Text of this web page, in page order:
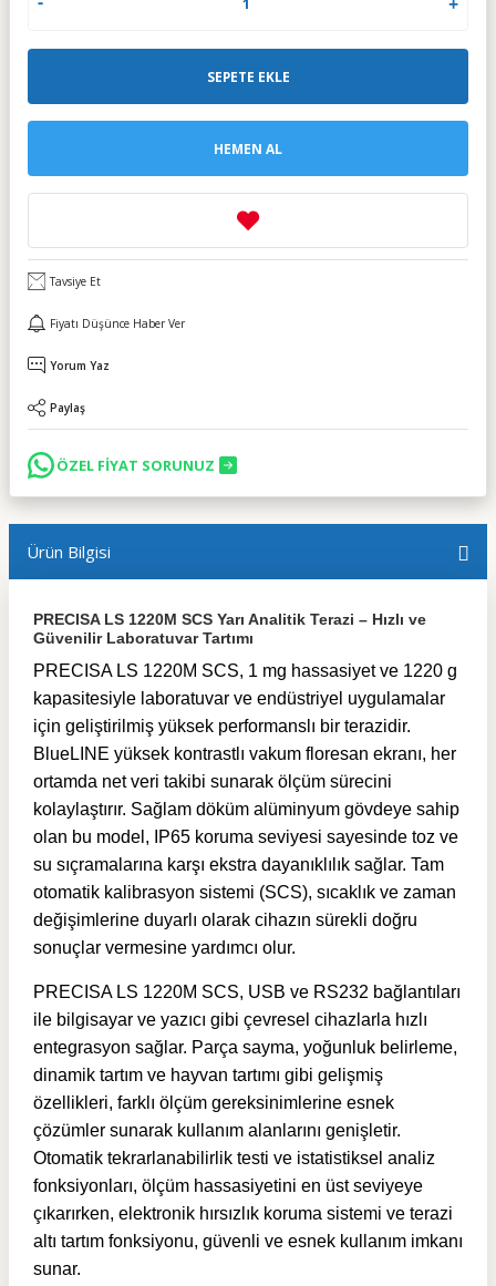
SEPETE EKLE
HEMEN AL
Tavsiye Et
Fiyatı Düşünce Haber Ver
Yorum Yaz
Paylaş
ÖZEL FİYAT SORUNUZ
Ürün Bilgisi
PRECISA LS 1220M SCS Yarı Analitik Terazi – Hızlı ve
Güvenilir Laboratuvar Tartımı
PRECISA LS 1220M SCS, 1 mg hassasiyet ve 1220 g
kapasitesiyle laboratuvar ve endüstriyel uygulamalar
için geliştirilmiş yüksek performanslı bir terazidir.
BlueLINE yüksek kontrastlı vakum floresan ekranı, her
ortamda net veri takibi sunarak ölçüm sürecini
kolaylaştırır. Sağlam döküm alüminyum gövdeye sahip
olan bu model, IP65 koruma seviyesi sayesinde toz ve
su sıçramalarına karşı ekstra dayanıklılık sağlar. Tam
otomatik kalibrasyon sistemi (SCS), sıcaklık ve zaman
değişimlerine duyarlı olarak cihazın sürekli doğru
sonuçlar vermesine yardımcı olur.
PRECISA LS 1220M SCS, USB ve RS232 bağlantıları
ile bilgisayar ve yazıcı gibi çevresel cihazlarla hızlı
entegrasyon sağlar. Parça sayma, yoğunluk belirleme,
dinamik tartım ve hayvan tartımı gibi gelişmiş
özellikleri, farklı ölçüm gereksinimlerine esnek
çözümler sunarak kullanım alanlarını genişletir.
Otomatik tekrarlanabilirlik testi ve istatistiksel analiz
fonksiyonları, ölçüm hassasiyetini en üst seviyeye
çıkarırken, elektronik hırsızlık koruma sistemi ve terazi
altı tartım fonksiyonu, güvenli ve esnek kullanım imkanı
sunar.